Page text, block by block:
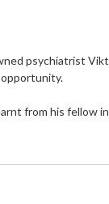
psychiatrist
from his fellow